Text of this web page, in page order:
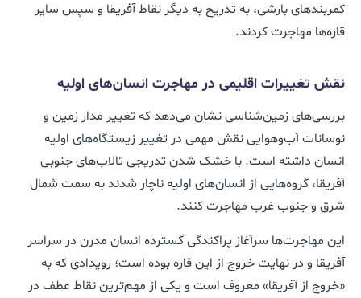
کمربندهای بارشی، به تدریج به دیگر نقاط آفریقا و سپس سایر
قاره‌ها مهاجرت کردند.
نقش تغییرات اقلیمی در مهاجرت انسان‌های اولیه
بررسی‌های زمین‌شناسی نشان می‌دهد که تغییر مدار زمین و
نوسانات آب‌وهوایی نقش مهمی در تغییر زیستگاه‌های اولیه
انسان داشته است. با خشک شدن تدریجی تالاب‌های جنوبی
آفریقا، گروه‌هایی از انسان‌های اولیه ناچار شدند به سمت شمال
شرق و جنوب غرب مهاجرت کنند.
این مهاجرت‌ها سرآغاز پراکندگی گسترده انسان مدرن در سراسر
آفریقا و در نهایت خروج از این قاره بوده است؛ رویدادی که به
«خروج از آفریقا» معروف است و یکی از مهم‌ترین نقاط عطف در